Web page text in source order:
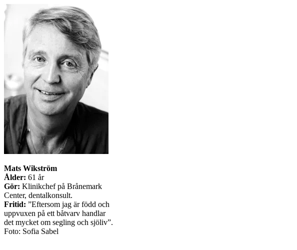
Mats Wikström
Ålder: 61 år
Gör: Klinikchef på Brånemark
Center, dentalkonsult.
Fritid: ”Eftersom jag är född och
uppvuxen på ett båtvarv handlar
det mycket om segling och sjöliv”.
Foto: Sofia Sabel